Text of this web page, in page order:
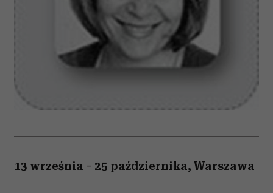
13 września – 25 października, Warszawa